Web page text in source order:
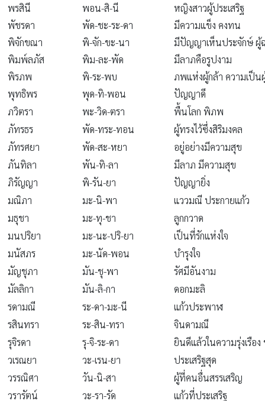
พรสินี
พอน-สิ-นี
หญิงสาวผู้ประเสริฐ
พัชรดา
พัด-ชะ-ระ-ดา
มีความแข็ง คงทน
พิจักขณา
พิ-จัก-ขะ-นา
มีปัญญาเห็นประจักษ์ ผู้
พิมพ์ลภัส
พิม-ละ-พัด
มีลาภคือรูปงาม
พิรภพ
พิ-ระ-พบ
ภพแห่งผู้กล้า ความเป็น
พุทธิพร
พุด-ทิ-พอน
ปัญญาดี
ภวิตรา
พะ-วิด-ตรา
พื้นโลก พิภพ
ภัทรธร
พัด-ทระ-ทอน
ผู้ทรงไว้ซึ่งสิริมงคล
ภัทรศยา
พัด-สะ-หยา
อยู่อย่างมีความสุข
ภันทิลา
พัน-ทิ-ลา
มีลาภ มีความสุข
ภิรัญญา
พิ-รัน-ยา
ปัญญายิ่ง
มณิภา
มะ-นิ-พา
แววมณี ประกายแก้ว
มธุชา
มะ-ทุ-ชา
ลูกกวาด
มนปริยา
มะ-นะ-ปริ-ยา
เป็นที่รักแห่งใจ
มนัสภร
มะ-นัด-พอน
บำรุงใจ
มัญชุภา
มัน-ชุ-พา
รัศมีอันงาม
มัลลิกา
มัน-ลิ-กา
ดอกมะลิ
รดามณี
ระ-ดา-มะ-นี
แก้วประพาฬ
รสินทรา
ระ-สิน-ทรา
จินดามณี
รุจิรดา
รุ-จิ-ระ-ดา
ยินดีแล้วในความรุ่งเรือง
วเรณยา
วะ-เรน-ยา
ประเสริฐสุด
วรรณิศา
วัน-นิ-สา
ผู้ที่คนอื่นสรรเสริญ
วรารัตน์
วะ-รา-รัด
แก้วที่ประเสริฐ